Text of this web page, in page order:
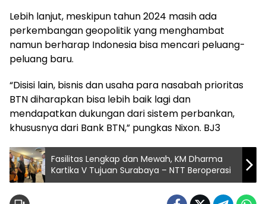
Lebih lanjut, meskipun tahun 2024 masih ada
perkembangan geopolitik yang menghambat
namun berharap Indonesia bisa mencari peluang-
peluang baru.
“Disisi lain, bisnis dan usaha para nasabah prioritas
BTN diharapkan bisa lebih baik lagi dan
mendapatkan dukungan dari sistem perbankan,
khususnya dari Bank BTN,” pungkas Nixon. BJ3
Fasilitas Lengkap dan Mewah, KM Dharma
Kartika V Tujuan Surabaya – NTT Beroperasi